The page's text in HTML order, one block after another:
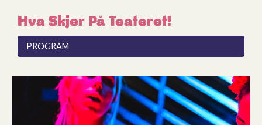
Hva Skjer På Teateret!
PROGRAM